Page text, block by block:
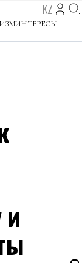
KZ
ИНТЕРЕСЫ